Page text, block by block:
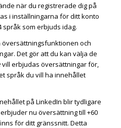
när du registrerade dig på
i inställningarna för ditt konto
språk som erbjuds idag.
och
Det gör att du kan välja de
vill erbjudas översättningar för,
språk du vill ha innehållet
på LinkedIn blir tydligare
nu översättning till +60
för ditt gränssnitt. Detta